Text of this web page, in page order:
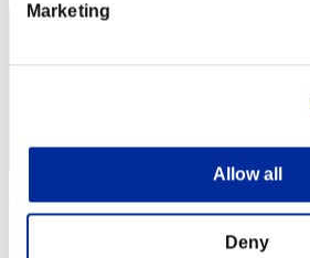
Marketing
Allow all
Deny
CarvedBard4